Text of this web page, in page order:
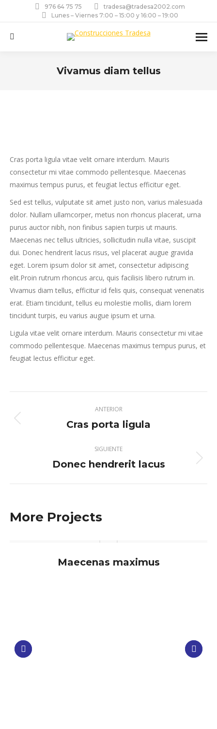
976 64 75 75
tradesa@tradesa2002.com
Lunes – Viernes 7:00 – 15:00 y 16:00 – 19:00
Buscar:
Vivamus diam tellus
Cras porta ligula vitae velit ornare interdum. Mauris
consectetur mi vitae commodo pellentesque. Maecenas
maximus tempus purus, et feugiat lectus efficitur eget.
Sed est tellus, vulputate sit amet justo non, varius malesuada
dolor. Nullam ullamcorper, metus non rhoncus placerat, urna
purus auctor nibh, non finibus sapien turpis ut mauris.
Maecenas nec tellus ultricies, sollicitudin nulla vitae, suscipit
dui. Donec hendrerit lacus risus, vel placerat augue gravida
eget. Lorem ipsum dolor sit amet, consectetur adipiscing
elit.Proin rutrum rhoncus arcu, quis facilisis libero rutrum in.
Vivamus diam tellus, efficitur id felis quis, consequat venenatis
erat. Etiam tincidunt, tellus eu molestie mollis, diam lorem
tincidunt turpis, eu varius augue ipsum et urna.
Ligula vitae velit ornare interdum. Mauris consectetur mi vitae
commodo pellentesque. Maecenas maximus tempus purus, et
feugiat lectus efficitur eget.
entre
ANTERIOR
Proyecto
Cras porta ligula
SIGUIENTE
Proyecto
Donec hendrerit lacus
More Projects
Maecenas maximus